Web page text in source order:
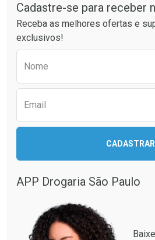
Cadastre-se para receber
Receba as melhores ofertas e
exclusivos!
Nome
Email
CADASTRAR
APP Drogaria São Paulo